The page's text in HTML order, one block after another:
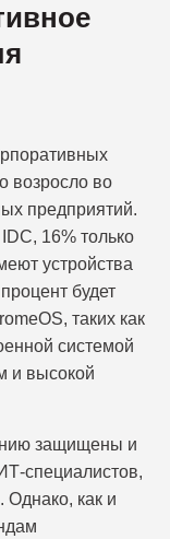
возросло во
предприятий.
16% только
устройства
будет
таких как
системой
и высокой
защищены и
специалистов,
Однако, как и